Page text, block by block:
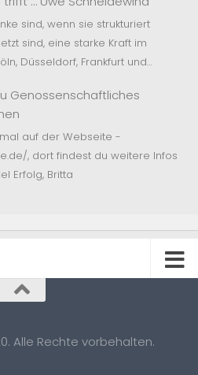
sind, wenn sie strukturiert
sind, eine starke Kraft im
Düsseldorf, Frankfurt und…
Genossenschaftliches
auf der Webseite -
, dort findest du weitere Infos
Erfolg, Britta
Alle Rechte vorbehalten.